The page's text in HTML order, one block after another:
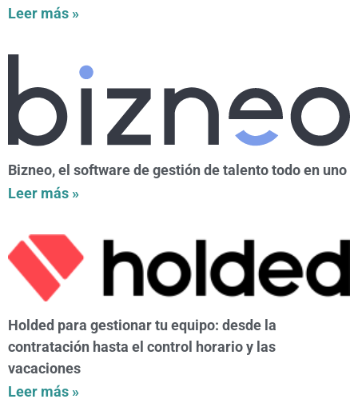
Leer más »
Bizneo, el software de gestión de talento todo en uno
Leer más »
Holded para gestionar tu equipo: desde la
contratación hasta el control horario y las
vacaciones
Leer más »